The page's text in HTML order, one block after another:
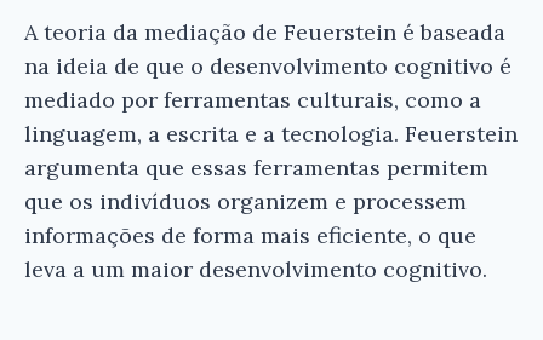
A teoria da mediação de Feuerstein é baseada
na ideia de que o desenvolvimento cognitivo é
mediado por ferramentas culturais, como a
linguagem, a escrita e a tecnologia. Feuerstein
argumenta que essas ferramentas permitem
que os indivíduos organizem e processem
informações de forma mais eficiente, o que
leva a um maior desenvolvimento cognitivo.